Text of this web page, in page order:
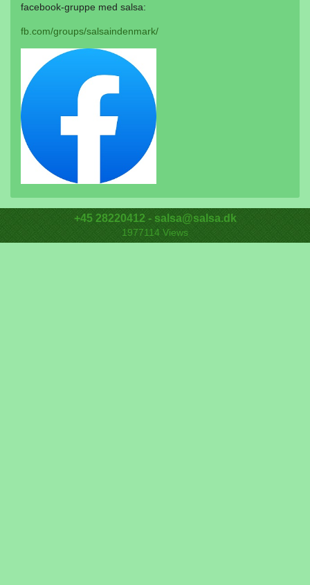
facebook-gruppe med salsa:
fb.com/groups/salsaindenmark/
+45 28220412 - salsa@salsa.dk
1977114 Views